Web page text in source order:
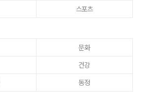
스포츠
문화
건강
동정